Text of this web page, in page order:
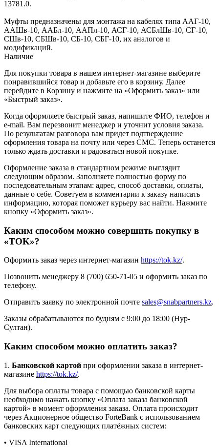
13781.0.
Муфты предназначены для монтажа на кабелях типа ААГ-10,
ААШв-10, ААБл-10, ААПл-10, АСГ-10, АСБлШв-10, СГ-10,
СШв-10, СБШв-10, СБ-10, СБГ-10, их аналогов и
модификаций.
Наличие
Для покупки товара в нашем интернет-магазине выберите
понравившийся товар и добавьте его в корзину. Далее
перейдите в Корзину и нажмите на «Оформить заказ» или
«Быстрый заказ».
Когда оформляете быстрый заказ, напишите ФИО, телефон и
e-mail. Вам перезвонит менеджер и уточнит условия заказа.
По результатам разговора вам придет подтверждение
оформления товара на почту или через СМС. Теперь останется
только ждать доставки и радоваться новой покупке.
Оформление заказа в стандартном режиме выглядит
следующим образом. Заполняете полностью форму по
последовательным этапам: адрес, способ доставки, оплаты,
данные о себе. Советуем в комментарии к заказу написать
информацию, которая поможет курьеру вас найти. Нажмите
кнопку «Оформить заказ».
Каким способом можно совершить покупку в
«TOK»?
Оформить заказ через интернет-магазин https://tok.kz/.
Позвонить менеджеру 8 (700) 650-71-05 и оформить заказ по
телефону.
Отправить заявку по электронной почте sales@snabpartners.kz.
Заказы обрабатываются по будням с 9:00 до 18:00 (Нур-
Султан).
Каким способом можно оплатить заказ?
1. Банковской картой при оформлении заказа в интернет-
магазине https://tok.kz/.
Для выбора оплаты товара с помощью банковской карты
необходимо нажать кнопку «Оплата заказа банковской
картой» в момент оформления заказа. Оплата происходит
через Акционерное общество ForteBank с использованием
банковских карт следующих платёжных систем:
• VISA International